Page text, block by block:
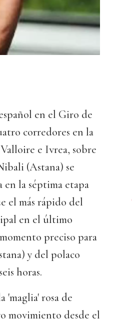
en el Giro de
corredores en la
e Ivrea, sobre
(Astana) se
en la séptima etapa
el más rápido del
en el último
preciso para
y del polaco
horas.
'maglia' rosa de
movimiento desde el